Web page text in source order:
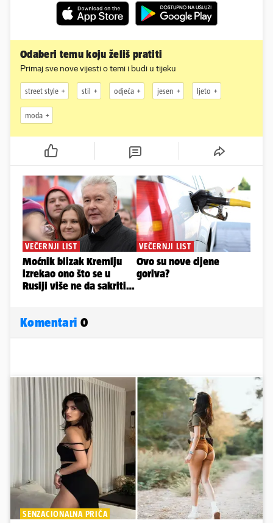
Odaberi temu koju želiš pratiti
Primaj sve nove vijesti o temi i budi u tijeku
street style stil odjeća jesen ljeto
moda
Komentari 0
SENZACIONALNA PRIČA